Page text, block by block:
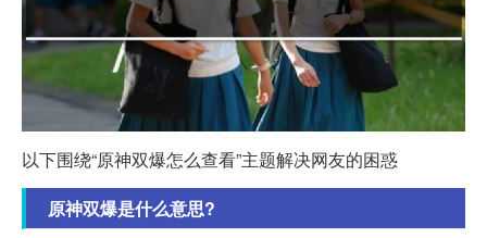
以下围绕“原神双爆怎么查看”主题解决网友的困惑
原神双爆是什么意思?